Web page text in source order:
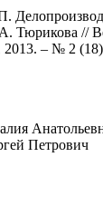
//
2013. – № 2
Петрович